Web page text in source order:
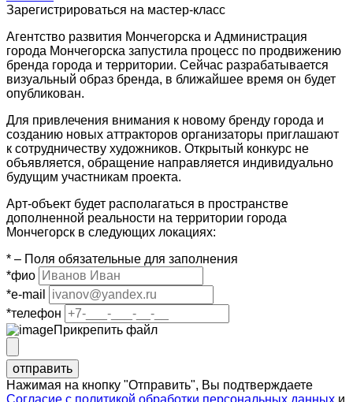
Зарегистрироваться на мастер-класс
Агентство развития Мончегорска и Администрация
города Мончегорска запустила процесс по продвижению
бренда города и территории. Сейчас разрабатывается
визуальный образ бренда, в ближайшее время он будет
опубликован.
Для привлечения внимания к новому бренду города и
созданию новых аттракторов организаторы приглашают
к сотрудничеству художников. Открытый конкурс не
объявляется, обращение направляется индивидуально
будущим участникам проекта.
Арт-объект будет располагаться в пространстве
дополненной реальности на территории города
Мончегорск в следующих локациях:
* – Поля обязательные для заполнения
*фио
*e-mail
*телефон
Прикрепить файл
отправить
Нажимая на кнопку "Отправить", Вы подтверждаете